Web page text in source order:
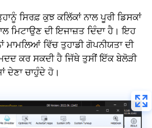
ਸਿਰਫ਼ ਕੁਝ ਕਲਿੱਕਾਂ ਨਾਲ ਪੂਰੀ ਡਿਸਕਾਂ
ਮਿਟਾਉਣ ਦੀ ਇਜਾਜ਼ਤ ਦਿੰਦਾ ਹੈ। ਇਹ
ਮਾਮਲਿਆਂ ਵਿੱਚ ਤੁਹਾਡੀ ਗੋਪਨੀਯਤਾ ਦੀ
ਕਰ ਸਕਦੀ ਹੈ ਜਿੱਥੇ ਤੁਸੀਂ ਇੱਕ ਬੇਲੋੜੀ
ਦੇਣਾ ਚਾਹੁੰਦੇ ਹੋ।